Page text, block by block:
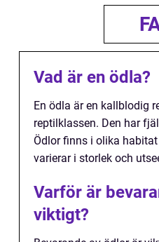
Vad är en ödla?
En ödla är en kallblodig
reptilklassen. Den har
Ödlor finns i olika
varierar i storlek och
Varför är
viktigt?